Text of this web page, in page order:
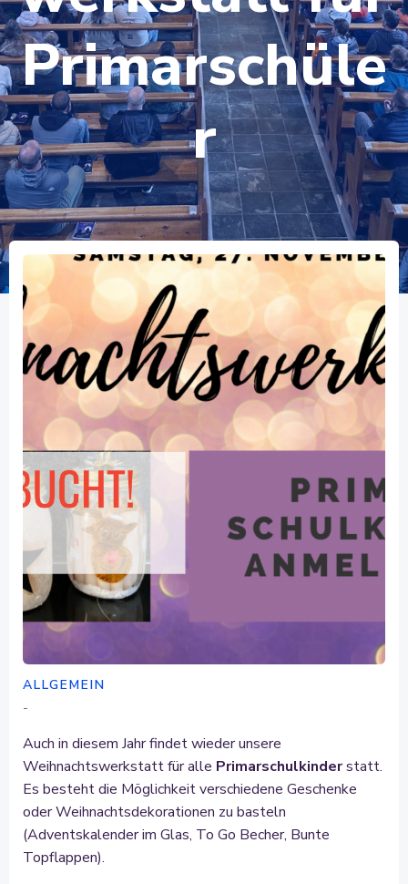
Primarschüle
r
ALLGEMEIN
-
Auch in diesem Jahr findet wieder unsere
Weihnachtswerkstatt für alle Primarschulkinderstatt.
Es besteht die Möglichkeit verschiedene Geschenke
oder Weihnachtsdekorationen zu basteln
(Adventskalender im Glas, To Go Becher, Bunte
Topflappen).